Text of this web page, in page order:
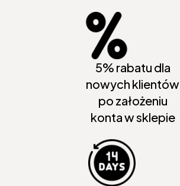
5% rabatu dla
nowych klientów
po założeniu
konta w sklepie